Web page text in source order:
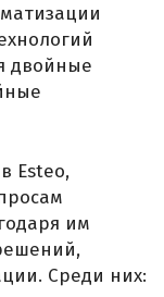
двойные
Esteo,
им
Среди них: